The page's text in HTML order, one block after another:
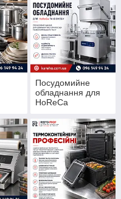
Посудомийне
обладнання для
HoReCa